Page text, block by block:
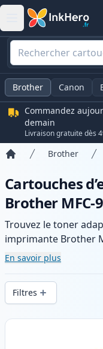
Brother Canon
Commandez
demain
Livraison gratuite dès
Brother
Cartouches
Brother MFC-
Trouvez le toner
imprimante Brother
notre gamme de
et haute capacité.
d’impression
rapide depuis un
En savoir plus
Filtres
Produits